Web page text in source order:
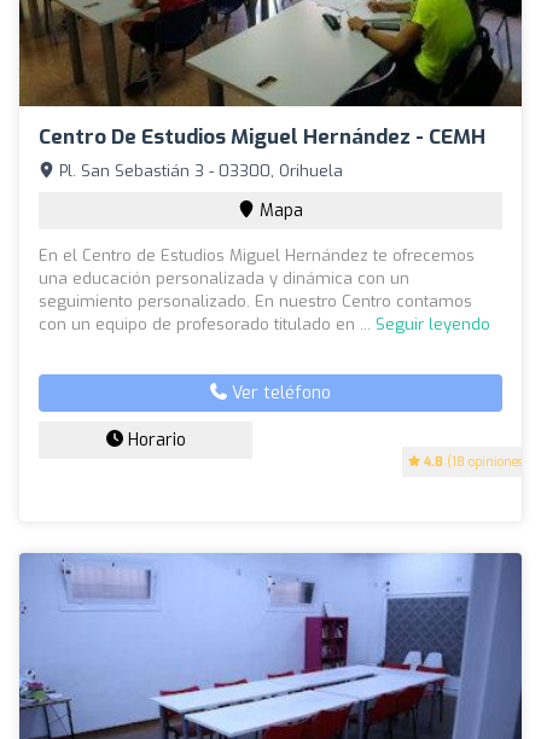
Centro De Estudios Miguel Hernández - CEMH
4.8 (18 opiniones)
Pl. San Sebastián 3 - 03300, Orihuela
Mapa
En el Centro de Estudios Miguel Hernández te ofrecemos
una educación personalizada y dinámica con un
seguimiento personalizado. En nuestro Centro contamos
con un equipo de profesorado titulado en ... Seguir leyendo
Ver teléfono
Horario